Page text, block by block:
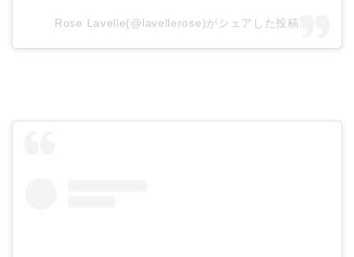
Rose Lavelle(@lavellerose)がシェアした投稿